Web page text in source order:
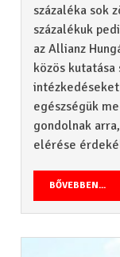
százaléka sok
százalékuk
az Allianz
közös
egészségük
gondolnak
elérése
BŐVEBBEN...